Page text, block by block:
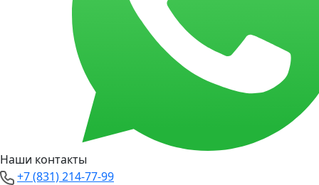
Наши контакты
+7 (831) 214-77-99